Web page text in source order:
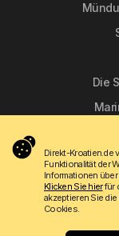
Die
Direkt-Kroatien.de
Funktionalität der
Informationen
Klicken Sie hierfür
akzeptieren Sie
Cookies.